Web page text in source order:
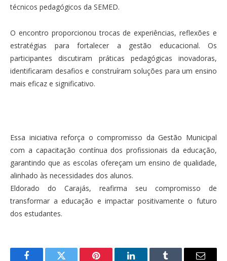
técnicos pedagógicos da SEMED.
O encontro proporcionou trocas de experiências, reflexões e
estratégias para fortalecer a gestão educacional. Os
participantes discutiram práticas pedagógicas inovadoras,
identificaram desafios e construíram soluções para um ensino
mais eficaz e significativo.
Essa iniciativa reforça o compromisso da Gestão Municipal
com a capacitação contínua dos profissionais da educação,
garantindo que as escolas ofereçam um ensino de qualidade,
alinhado às necessidades dos alunos.
Eldorado do Carajás, reafirma seu compromisso de
transformar a educação e impactar positivamente o futuro
dos estudantes.